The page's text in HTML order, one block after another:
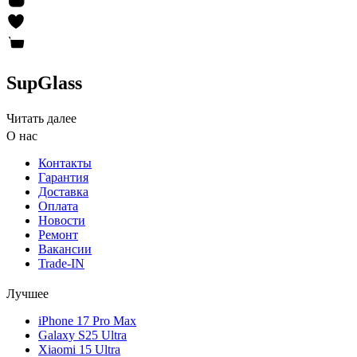
SupGlass
Читать далее
О нас
Контакты
Гарантия
Доставка
Оплата
Новости
Ремонт
Вакансии
Trade-IN
Лучшее
iPhone 17 Pro Max
Galaxy S25 Ultra
Xiaomi 15 Ultra